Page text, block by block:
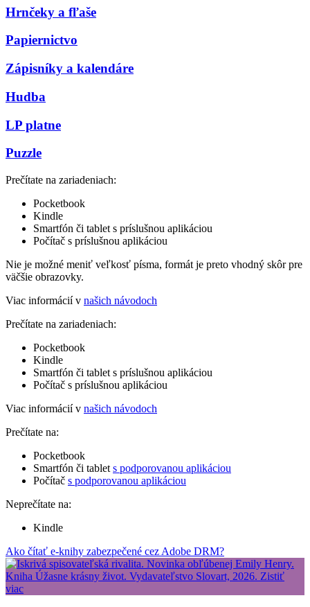
Hrnčeky a fľaše
Papiernictvo
Zápisníky a kalendáre
Hudba
LP platne
Puzzle
Prečítate na zariadeniach:
Pocketbook
Kindle
Smartfón či tablet s príslušnou aplikáciou
Počítač s príslušnou aplikáciou
Nie je možné meniť veľkosť písma, formát je preto vhodný skôr pre
väčšie obrazovky.
Viac informácií v našich návodoch
Prečítate na zariadeniach:
Pocketbook
Kindle
Smartfón či tablet s príslušnou aplikáciou
Počítač s príslušnou aplikáciou
Viac informácií v našich návodoch
Prečítate na:
Pocketbook
Smartfón či tablet s podporovanou aplikáciou
Počítač s podporovanou aplikáciou
Neprečítate na:
Kindle
Ako čítať e-knihy zabezpečené cez Adobe DRM?